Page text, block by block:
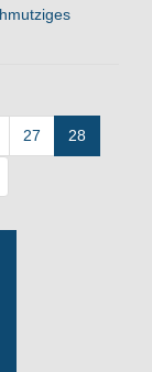
27 28